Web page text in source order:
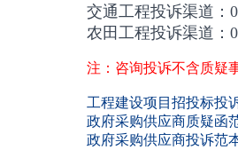
交通工程投诉渠道：
农田工程投诉渠道：
注：咨询投诉不含质疑
工程建设项目招投标投
政府采购供应商质疑函
政府采购供应商投诉范